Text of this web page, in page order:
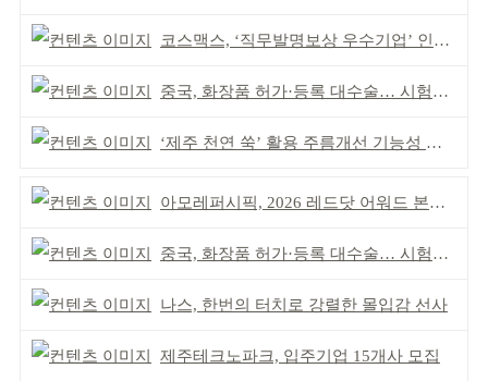
코스맥스, ‘직무발명보상 우수기업’ 인증 획득 IP 경영 강화
중국, 화장품 허가·등록 대수술… 시험자료 공용 허용
‘제주 천연 쑥’ 활용 주름개선 기능성 식약처 심사 통과
아모레퍼시픽, 2026 레드닷 어워드 본상 2개 수상
중국, 화장품 허가·등록 대수술… 시험자료 공용 허용
나스, 한번의 터치로 강렬한 몰입감 선사
제주테크노파크, 입주기업 15개사 모집